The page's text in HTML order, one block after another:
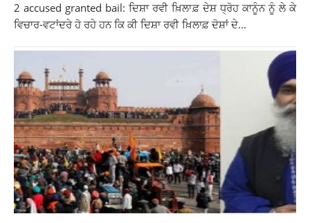
2 accused granted bail: ਦਿਸ਼ਾ ਰਵੀ ਖ਼ਿਲਾਫ਼ ਦੇਸ਼ ਧ੍ਰੋਹ ਕਾਨੂੰਨ ਨੂੰ ਲੇ ਕੇ
ਵਿਚਾਰ-ਵਟਾਂਦਰੇ ਹੋ ਰਹੇ ਹਨ ਕਿ ਕੀ ਦਿਸ਼ਾ ਰਵੀ ਖ਼ਿਲਾਫ਼ ਦੋਸ਼ਾਂ ਦੇ...